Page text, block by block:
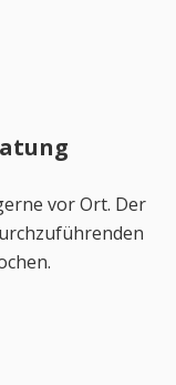
vor Ort. Der